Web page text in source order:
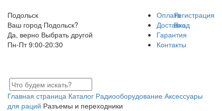
Подольск
Ваш город Подольск?
Да, верно Выбрать другой
Пн-Пт 9:00-20:30
Оплата
Доставка
Гарантия
Контакты
Регистрация
Вход
Главная страница Каталог Радиооборудование Аксессуары
для раций Разъемы и переходники